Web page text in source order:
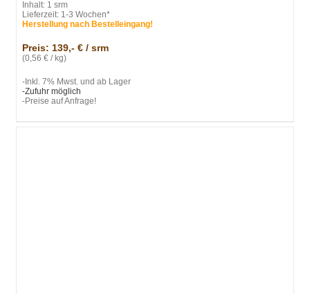
Inhalt: 1 srm
Lieferzeit: 1-3 Wochen*
Herstellung nach Bestelleingang!
Preis: 139,- € / srm
(0,56 € / kg)
-Inkl. 7% Mwst. und ab Lager
-Zufuhr möglich
-Preise auf Anfrage!